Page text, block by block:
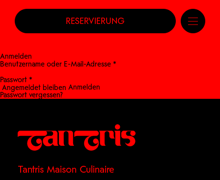
RESERVIERUNG
Anmelden
Benutzername oder E-Mail-Adresse *
Passwort *
Angemeldet bleiben Anmelden
Passwort vergessen?
Tantris Maison Culinaire